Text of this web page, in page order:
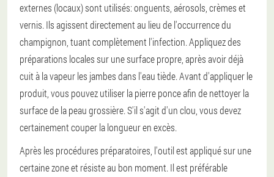
externes (locaux) sont utilisés: onguents, aérosols, crèmes et
vernis. Ils agissent directement au lieu de l'occurrence du
champignon, tuant complètement l'infection. Appliquez des
préparations locales sur une surface propre, après avoir déjà
cuit à la vapeur les jambes dans l'eau tiède. Avant d'appliquer le
produit, vous pouvez utiliser la pierre ponce afin de nettoyer la
surface de la peau grossière. S'il s'agit d'un clou, vous devez
certainement couper la longueur en excès.
Après les procédures préparatoires, l'outil est appliqué sur une
certaine zone et résiste au bon moment. Il est préférable